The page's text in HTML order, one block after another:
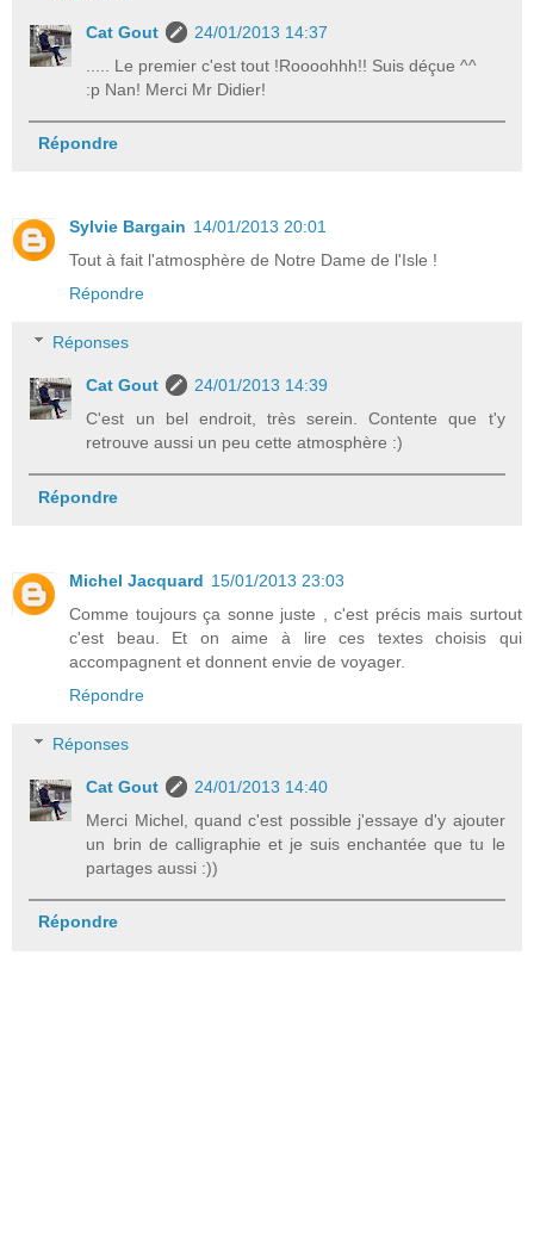
Cat Gout
24/01/2013 14:37
..... Le premier c'est tout !Roooohhh!! Suis déçue ^^
:p Nan! Merci Mr Didier!
Répondre
Sylvie Bargain 14/01/2013 20:01
Tout à fait l'atmosphère de Notre Dame de l'Isle !
Répondre
Réponses
Cat Gout
24/01/2013 14:39
C'est un bel endroit, très serein. Contente que t'y
retrouve aussi un peu cette atmosphère :)
Répondre
Michel Jacquard 15/01/2013 23:03
Comme toujours ça sonne juste , c'est précis mais surtout
c'est beau. Et on aime à lire ces textes choisis qui
accompagnent et donnent envie de voyager.
Répondre
Réponses
Cat Gout
24/01/2013 14:40
Merci Michel, quand c'est possible j'essaye d'y ajouter
un brin de calligraphie et je suis enchantée que tu le
partages aussi :))
Répondre